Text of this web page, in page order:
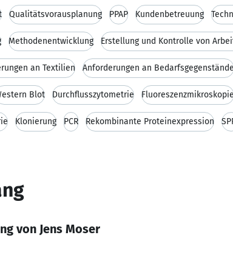
Qualitätsvorausplanung PPAP Kundenbetreuung
Methodenentwicklung Erstellung und Kontrolle von
an Textilien Anforderungen an
Blot Durchflusszytometrie
Klonierung PCR Rekombinante Proteinexpression
von Jens Moser